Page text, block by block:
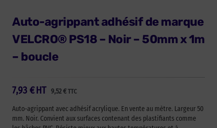
Auto-agrippant adhésif de marque
VELCRO® PS18 – Noir – 50mm x 1m
– boucle
7,93 € 9,52€ TTC
HT
Auto-agrippant avec adhésif acrylique. En vente au mètre. Largeur 50
mm. Noir. Convient aux surfaces contenant des plastifiants comme